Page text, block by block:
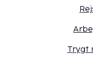
Trygt